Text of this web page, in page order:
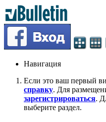
Навигация
Если это ваш первый
справку. Для
зарегистрироваться.
выберите раздел.